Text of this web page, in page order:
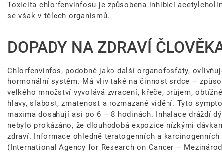
Toxicita chlorfenvinfosu je způsobena inhibicí
se však v tělech organismů.
DOPADY NA ZDRAVÍ
Chlorfenvinfos, podobně jako další organofosfáty,
hormonální systém. Má vliv také na činnost srdce –
velkého množství vyvolává zvracení, křeče, průjem,
hlavy, slabost, zmatenost a rozmazané vidění. Tyto
maxima dosahují asi po 6 – 8 hodinách. Inhalace dráždí
nebylo prokázáno, že dlouhodobá expozice nízkými
zdraví. Informace ohledně teratogenních a
(International Agency for Research on Cancer –